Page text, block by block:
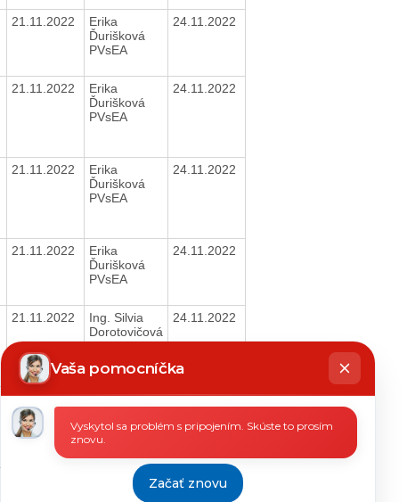
21.11.2022
Erika
Ďurišková
PVsEA
24.11.2022
21.11.2022
Erika
Ďurišková
PVsEA
24.11.2022
21.11.2022
Erika
Ďurišková
PVsEA
24.11.2022
21.11.2022
Erika
Ďurišková
PVsEA
24.11.2022
21.11.2022
Ing. Silvia
Dorotovičová
riaditeľka
24.11.2022
16.11.2022
Ing. Silvia
riaditeľka
24.11.2022
Ing. Silvia
Dorotovičová
24.11.2022
Vaša pomocníčka
Chatbot
píše
Vyskytol sa problém s pripojením. Skúste to prosím
znovu.
Začať znovu